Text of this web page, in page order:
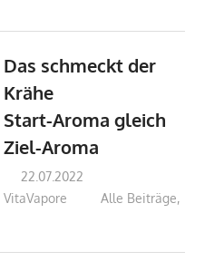
Das schmeckt der
Krähe
Start-Aroma gleich
Ziel-Aroma
22.07.2022
VitaVapore
Alle Beiträge,